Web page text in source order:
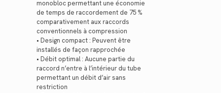
monobloc permettant une économie
de temps de raccordement de 75 %
comparativement aux raccords
conventionnels à compression
• Design compact : Peuvent être
installés de façon rapprochée
• Débit optimal : Aucune partie du
raccord n’entre à l’intérieur du tube
permettant un débit d’air sans
restriction